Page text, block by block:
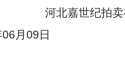
纪拍卖有限
09日